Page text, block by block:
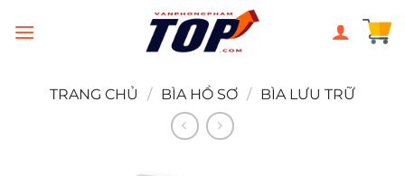
đến
TRANG CHỦ
/ BÌA HỒ SƠ / BÌA LƯU TRỮ